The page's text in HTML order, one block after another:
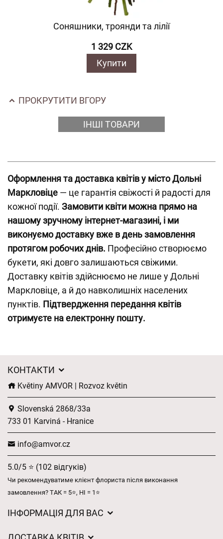
Соняшники, троянди та лілії
1 329 CZK
Купити
ПРОКРУТИТИ ВГОРУ
ІНШІ ТОВАРИ
Оформлення та доставка квітів у місто Дольні
Маркловіце — це гарантія свіжості й радості для
кожної події. Замовити квіти можна прямо на
нашому зручному інтернет-магазині, і ми
виконуємо доставку вже в день замовлення
протягом робочих днів. Професійно створюємо
букети, які довго залишаються свіжими.
Доставку квітів здійснюємо не лише у Дольні
Маркловіце, а й до навколишніх населених
пунктів. Підтвердження передання квітів
отримуєте на електронну пошту.
КОНТАКТИ
Květiny AMVOR | Rozvoz květin
Slovenská 2868/33a
733 01 Karviná - Hranice
info@amvor.cz
5.0/5 ⭐ (102 відгуків)
Чи рекомендуватиме клієнт флориста після виконання
замовлення? ТАК = 5⭐, НІ = 1⭐
ІНФОРМАЦІЯ ДЛЯ ВАС